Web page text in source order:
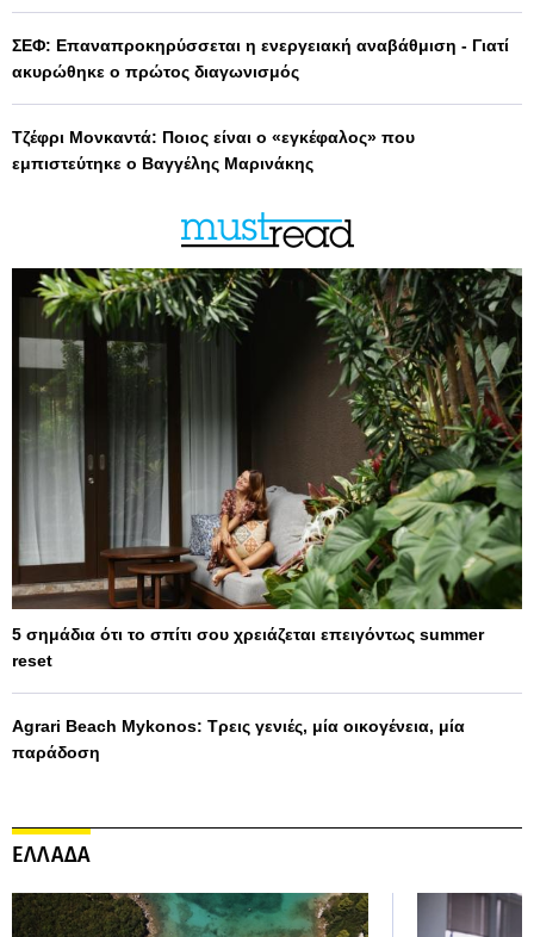
ΣΕΦ: Επαναπροκηρύσσεται η ενεργειακή αναβάθμιση - Γιατί
ακυρώθηκε ο πρώτος διαγωνισμός
Τζέφρι Μονκαντά: Ποιος είναι ο «εγκέφαλος» που
εμπιστεύτηκε ο Βαγγέλης Μαρινάκης
5 σημάδια ότι το σπίτι σου χρειάζεται επειγόντως summer
reset
Agrari Beach Mykonos: Τρεις γενιές, μία οικογένεια, μία
παράδοση
ΕΛΛΑΔΑ